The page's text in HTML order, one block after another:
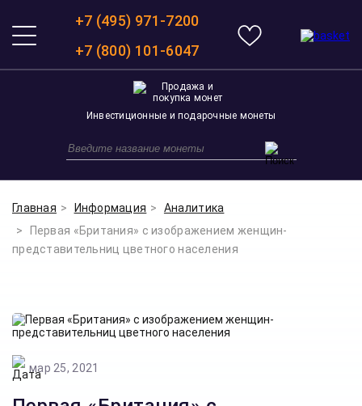
+7 (495) 971-7200
+7 (800) 101-6047
Инвестиционные и подарочные монеты
Главная Информация
Аналитика
Первая «Британия» с изображением женщин-
представительниц цветного населения
мар 25, 2021